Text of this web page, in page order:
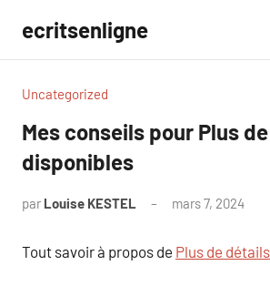
contenu
ecritsenligne
Uncategorized
Mes conseils pour Plus
disponibles
par Louise KESTEL mars 7, 2024
Tout savoir à propos de Plus de